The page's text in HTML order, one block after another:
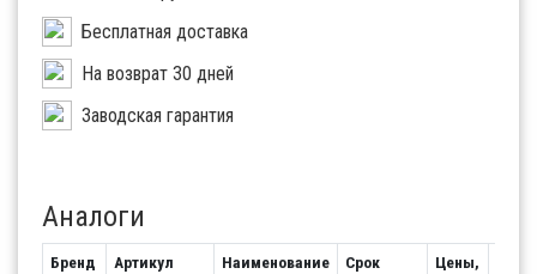
Бесплатная доставка
На возврат 30 дней
Заводская гарантия
Аналоги
Бренд Артикул Наименование Срок
Цены,